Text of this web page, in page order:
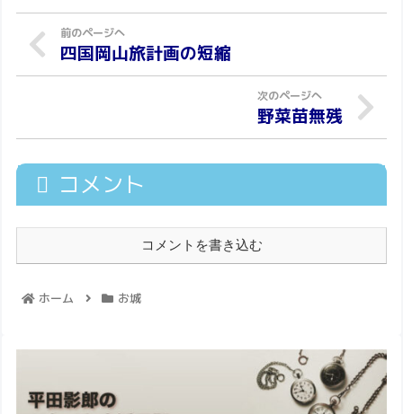
四国岡山旅計画の短縮
野菜苗無残
コメント
コメントを書き込む
ホーム お城